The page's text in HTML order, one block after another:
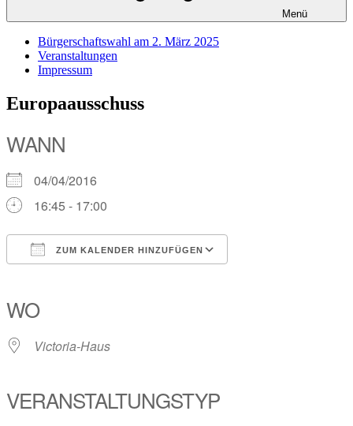
Menü
Bürgerschaftswahl am 2. März 2025
Veranstaltungen
Impressum
Europaausschuss
WANN
04/04/2016
16:45 - 17:00
ZUM KALENDER HINZUFÜGEN
WO
Victoria-Haus
VERANSTALTUNGSTYP